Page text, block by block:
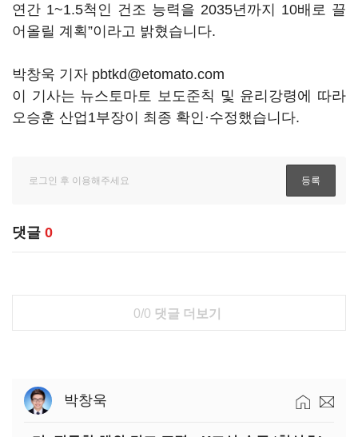
연간 1~1.5척인 건조 능력을 2035년까지 10배로 끌
어올릴 계획”이라고 밝혔습니다.
박창욱 기자 pbtkd@etomato.com
이 기사는 뉴스토마토 보도준칙 및 윤리강령에 따라
오승훈 산업1부장이 최종 확인·수정했습니다.
댓글 0
0/0 댓글 더보기
박창욱